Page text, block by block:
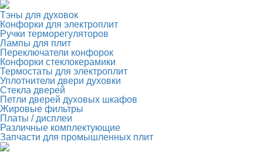
Тэны для духовок
Конфорки для электроплит
Ручки терморегуляторов
Лампы для плит
Переключатели конфорок
Конфорки стеклокерамики
Термостаты для электроплит
Уплотнители двери духовки
Стекла дверей
Петли дверей духовых шкафов
Жировые фильтры
Платы / дисплеи
Различные комплектующие
Запчасти для промышленных плит